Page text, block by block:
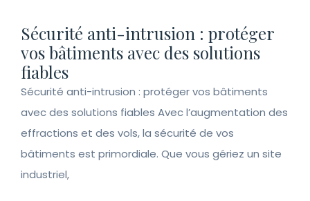
Sécurité anti-intrusion : protéger
vos bâtiments avec des solutions
fiables
Sécurité anti-intrusion : protéger vos bâtiments
avec des solutions fiables Avec l’augmentation des
effractions et des vols, la sécurité de vos
bâtiments est primordiale. Que vous gériez un site
industriel,